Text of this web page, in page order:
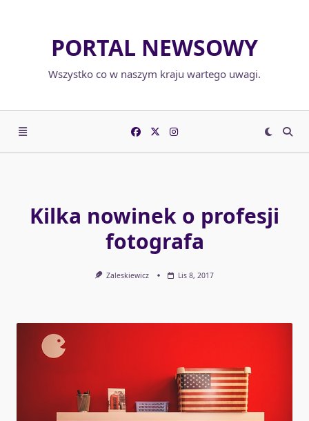
PORTAL NEWSOWY
Wszystko co w naszym kraju wartego uwagi.
Kilka nowinek o profesji
fotografa
Zaleskiewicz Lis 8, 2017